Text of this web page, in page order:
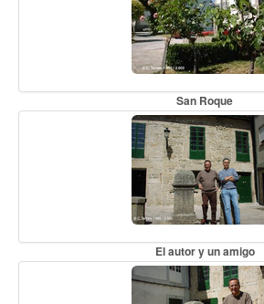
San Roque
El autor y un amigo